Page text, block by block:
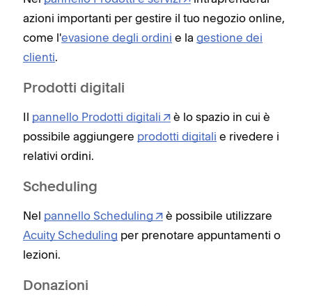
azioni importanti per gestire il tuo negozio online,
come l'evasione degli ordini e la gestione dei
clienti.
Prodotti digitali
Il pannello Prodotti digitali
è lo spazio in cui è
possibile aggiungere prodotti digitali e rivedere i
relativi ordini.
Scheduling
Nel pannello Scheduling
è possibile utilizzare
Acuity Scheduling per prenotare appuntamenti o
lezioni.
Donazioni